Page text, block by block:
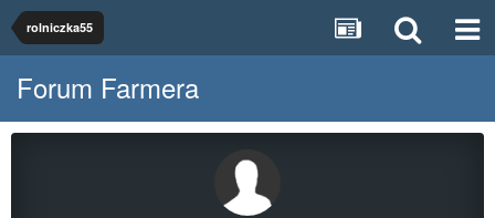
rolniczka55
Forum Farmera